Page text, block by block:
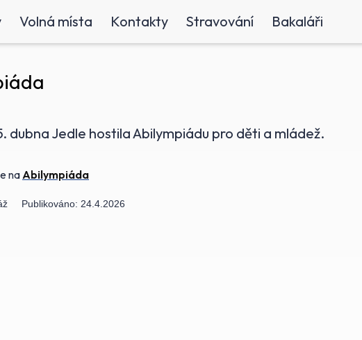
Volná místa Kontakty Stravování Bakaláři
dubna Jedle hostila Abilympiádu pro děti a mládež.
na Abilympiáda
Publikováno: 24.4.2026